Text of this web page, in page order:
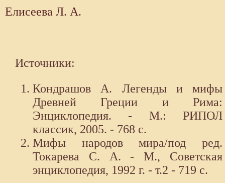
Елисеева Л. А.
Источники:
Кондрашов А. Легенды и мифы
Древней Греции и Рима:
Энциклопедия. - М.: РИПОЛ
классик, 2005. - 768 с.
Мифы народов мира/под ред.
Токарева С. А. - М., Советская
энциклопедия, 1992 г. - т.2 - 719 с.